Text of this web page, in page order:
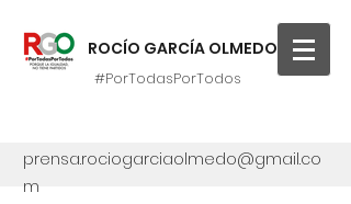
#PorTodasPorTodos
prensa.rociogarciaolmedo@gmail.co
m
ROCÍO GARCÍA OLMEDO